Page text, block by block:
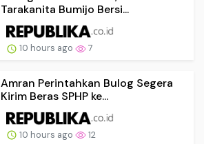
Tarakanita Bumijo Bersi...
10 hours ago 7
Amran Perintahkan Bulog Segera
Kirim Beras SPHP ke...
10 hours ago 12